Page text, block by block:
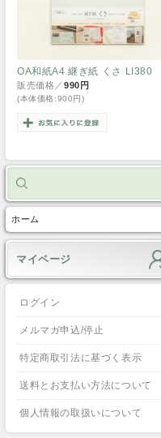
OA和紙A4 継ぎ紙 くさ LI380
販売価格／990円
(本体価格:900円)
ホーム
マイページ
ログイン
メルマガ申込/停止
特定商取引法に基づく表示
送料とお支払い方法について
個人情報の取扱いについて